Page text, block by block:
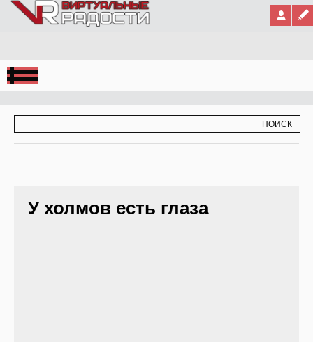
Jump to Navigation
У холмов есть глаза